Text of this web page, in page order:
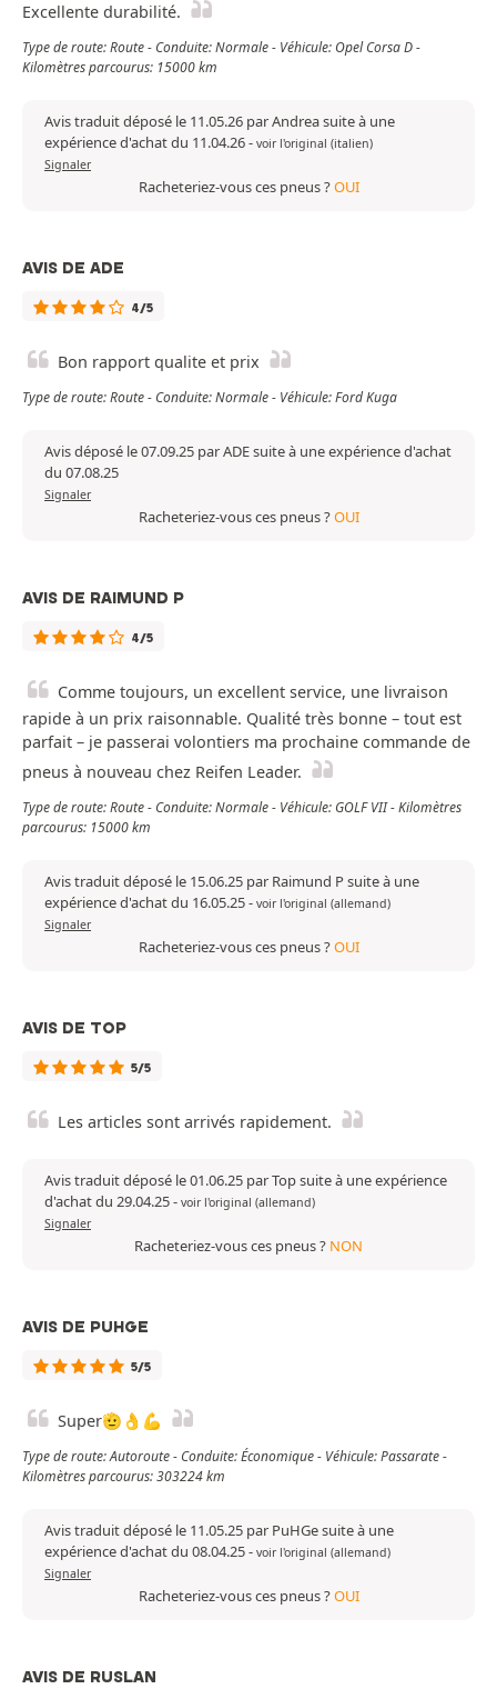
Excellente durabilité.
Type de route: Route - Conduite: Normale - Véhicule: Opel Corsa D -
Kilomètres parcourus: 15000 km
Avis traduit déposé le 11.05.26 par Andrea suite à une
expérience d'achat du 11.04.26- voir l'original (italien)
Signaler
Racheteriez-vous ces pneus ?OUI
AVIS DE ADE
4/5
Bon rapport qualite et prix
Type de route: Route - Conduite: Normale - Véhicule: Ford Kuga
Avis déposé le 07.09.25 par ADE suite à une expérience d'achat
du 07.08.25
Signaler
Racheteriez-vous ces pneus ?OUI
AVIS DE RAIMUND P
4/5
Comme toujours, un excellent service, une livraison
rapide à un prix raisonnable. Qualité très bonne – tout est
parfait – je passerai volontiers ma prochaine commande de
pneus à nouveau chez Reifen Leader.
Type de route: Route - Conduite: Normale - Véhicule: GOLF VII - Kilomètres
parcourus: 15000 km
Avis traduit déposé le 15.06.25 par Raimund P suite à une
expérience d'achat du 16.05.25- voir l'original (allemand)
Signaler
Racheteriez-vous ces pneus ?OUI
AVIS DE TOP
5/5
Les articles sont arrivés rapidement.
Avis traduit déposé le 01.06.25 par Top suite à une expérience
d'achat du 29.04.25- voir l'original (allemand)
Signaler
Racheteriez-vous ces pneus ? NON
AVIS DE PUHGE
5/5
Super🫡👌💪
Type de route: Autoroute - Conduite: Économique - Véhicule: Passarate -
Kilomètres parcourus: 303224 km
Avis traduit déposé le 11.05.25 par PuHGe suite à une
expérience d'achat du 08.04.25- voir l'original (allemand)
Signaler
Racheteriez-vous ces pneus ?OUI
AVIS DE RUSLAN